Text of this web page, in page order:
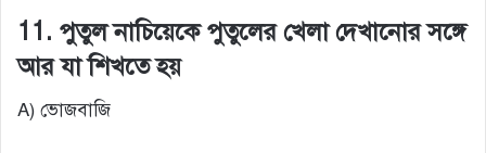
11. পুতুল নাচিয়েকে পুতুলের খেলা দেখানোর সঙ্গে
আর যা শিখতে হয়
A) ভোজবাজি